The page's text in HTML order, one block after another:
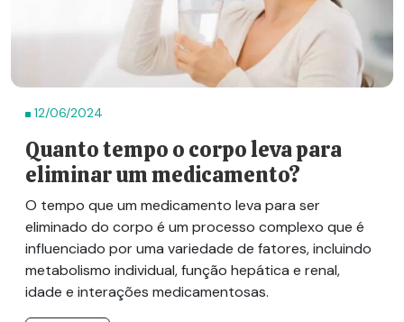
12/06/2024
Quanto tempo o corpo leva para
eliminar um medicamento?
O tempo que um medicamento leva para ser
eliminado do corpo é um processo complexo que é
influenciado por uma variedade de fatores, incluindo
metabolismo individual, função hepática e renal,
idade e interações medicamentosas.